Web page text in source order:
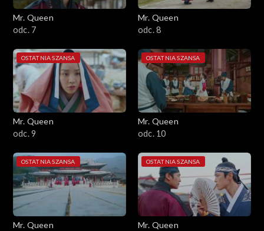
Mr. Queen
odc. 7
Mr. Queen
odc. 8
OSTATNIA SZANSA
Mr. Queen
odc. 9
OSTATNIA SZANSA
Mr. Queen
odc. 10
OSTATNIA SZANSA
Mr. Queen
OSTATNIA SZANSA
Mr. Queen